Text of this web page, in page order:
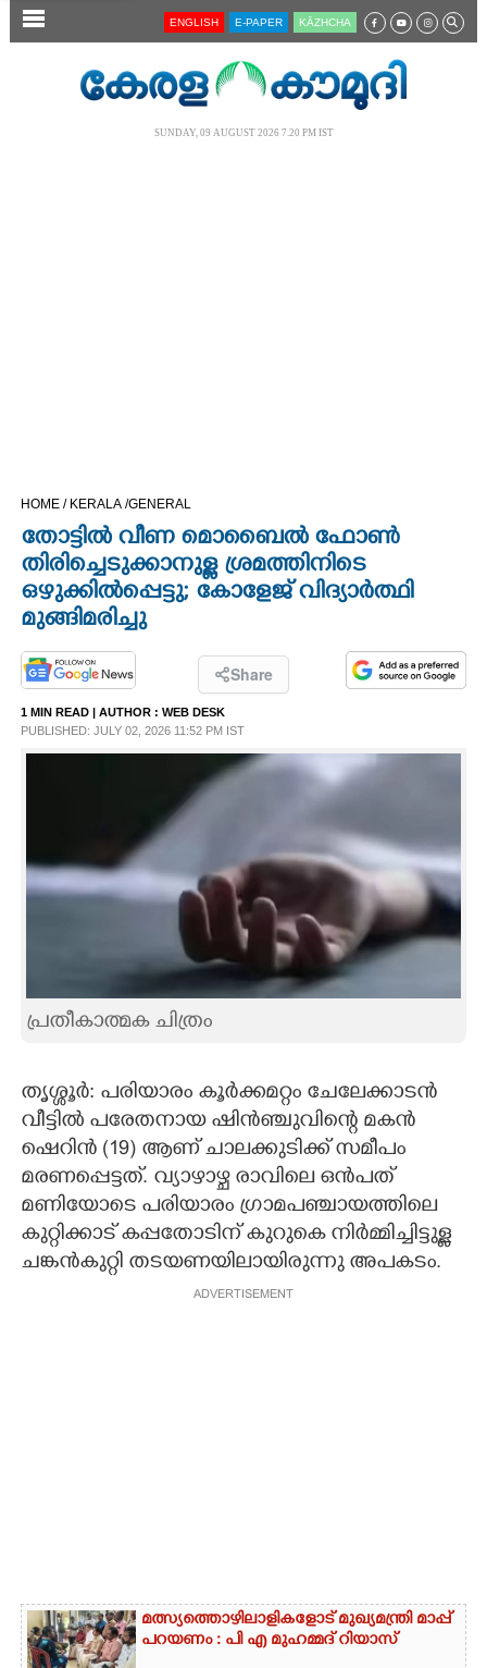
SECTIONS
CINEMA
OPINION
PHOTOS
ART
CARTOONS
ZOOM
CONTACT US
ENGLISH E-PAPER KĀZHCHA
SUNDAY, 09 AUGUST 2026 7.20 PM IST
HOME / KERALA /GENERAL
തോട്ടില്‍ വീണ മൊബൈല്‍ ഫോണ്‍
തിരിച്ചെടുക്കാനുള്ള ശ്രമത്തിനിടെ
ഒഴുക്കില്‍പ്പെട്ടു; കോളേജ് വിദ്യാര്‍ത്ഥി
മുങ്ങിമരിച്ചു
Share
1 MIN READ | AUTHOR : WEB DESK
PUBLISHED: JULY 02, 2026 11:52 PM IST
പ്രതീകാത്മക ചിത്രം
തൃശ്ശൂര്‍: പരിയാരം കൂര്‍ക്കമറ്റം ചേലേക്കാടന്‍
വീട്ടില്‍ പരേതനായ ഷിന്‍ഞ്ചുവിന്റെ മകന്‍
ഷെറിന്‍ (19) ആണ് ചാലക്കുടിക്ക് സമീപം
മരണപ്പെട്ടത്. വ്യാഴാഴ്ച രാവിലെ ഒന്‍പത്
മണിയോടെ പരിയാരം ഗ്രാമപഞ്ചായത്തിലെ
കുറ്റിക്കാട് കപ്പതോടിന് കുറുകെ നിര്‍മ്മിച്ചിട്ടുള്ള
ചങ്കന്‍കുറ്റി തടയണയിലായിരുന്നു അപകടം.
ADVERTISEMENT
മത്സ്യത്തൊഴിലാളികളോട് മുഖ്യമന്ത്രി മാപ്പ്
പറയണം : പി എ മുഹമ്മദ് റിയാസ്